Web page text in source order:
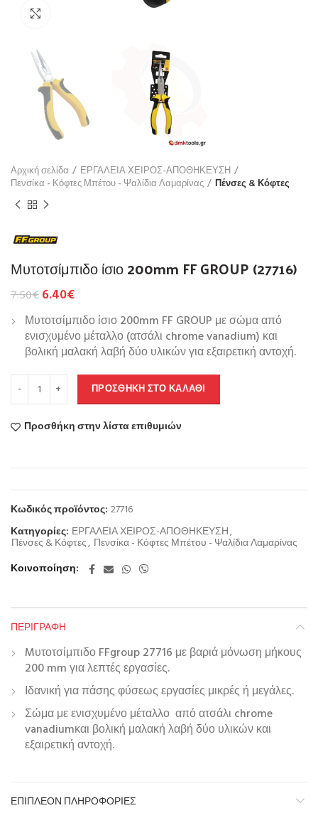
Αρχική σελίδα
ΕΡΓΑΛΕΙΑ ΧΕΙΡΟΣ-ΑΠΟΘΗΚΕΥΣΗ
Πενσίκα - Κόφτες Μπέτου - Ψαλίδια Λαμαρίνας
Πένσες & Κόφτες
Μυτοτσίμπιδο ίσιο 200mm FF GROUP (27716)
7.50€6.40€
Μυτοτσίμπιδο ίσιο 200mm FF GROUP με σώμα από
ενισχυμένο μέταλλο (ατσάλι chrome vanadium) και
βολική μαλακή λαβή δύο υλικών για εξαιρετική αντοχή.
ΠΡΟΣΘΉΚΗ ΣΤΟ ΚΑΛΆΘΙ
Προσθήκη στην λίστα επιθυμιών
Κωδικός προϊόντος: 27716
Κατηγορίες: ΕΡΓΑΛΕΙΑ ΧΕΙΡΟΣ-ΑΠΟΘΗΚΕΥΣΗ,
Πένσες & Κόφτες, Πενσίκα - Κόφτες Μπέτου - Ψαλίδια Λαμαρίνας
Κοινοποίηση
ΠΕΡΙΓΡΑΦΉ
Mυτοτσίμπιδο FFgroup 27716 με βαριά μόνωση μήκους
200 mm για λεπτές εργασίες.
Ιδανική για πάσης φύσεως εργασίες μικρές ή μεγάλες.
Σώμα με ενισχυμένο μέταλλο από ατσάλι chrome
vanadiumκαι βολική μαλακή λαβή δύο υλικών και
εξαιρετική αντοχή.
ΕΠΙΠΛΈΟΝ ΠΛΗΡΟΦΟΡΊΕΣ